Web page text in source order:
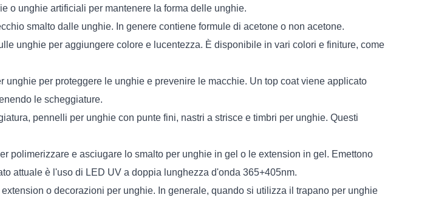
o unghie artificiali per mantenere la forma delle unghie.
smalto dalle unghie. In genere contiene formule di acetone o non acetone.
unghie per aggiungere colore e lucentezza. È disponibile in vari colori e finiture, come
per proteggere le unghie e prevenire le macchie. Un top coat viene applicato
le scheggiature.
pennelli per unghie con punte fini, nastri a strisce e timbri per unghie. Questi
polimerizzare e asciugare lo smalto per unghie in gel o le extension in gel. Emettono
attuale è l'uso di LED UV a doppia lunghezza d'onda 365+405nm.
o decorazioni per unghie. In generale, quando si utilizza il trapano per unghie